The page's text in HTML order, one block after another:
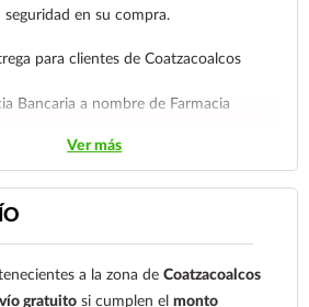
uso de sustancias radiactivas en
en su compra.
para clientes de Coatzacoalcos
Bancaria a nombre de Farmacia
de pago el cliente deberá enviar su
pago a al siguiente correo
261 8491
Ver más
a la zona deCoatzacoalcos
gratuito si cumplen elmonto